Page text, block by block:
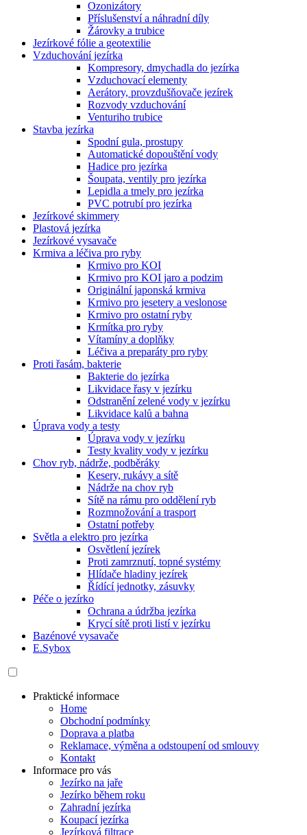
Ozonizátory
Příslušenství a náhradní díly
Žárovky a trubice
Jezírkové fólie a geotextilie
Vzduchování jezírka
Kompresory, dmychadla do jezírka
Vzduchovací elementy
Aerátory, provzdušňovače jezírek
Rozvody vzduchování
Venturiho trubice
Stavba jezírka
Spodní gula, prostupy
Automatické dopouštění vody
Hadice pro jezírka
Šoupata, ventily pro jezírka
Lepidla a tmely pro jezírka
PVC potrubí pro jezírka
Jezírkové skimmery
Plastová jezírka
Jezírkové vysavače
Krmiva a léčiva pro ryby
Krmivo pro KOI
Krmivo pro KOI jaro a podzim
Originální japonská krmiva
Krmivo pro jesetery a veslonose
Krmivo pro ostatní ryby
Krmítka pro ryby
Vítamíny a doplňky
Léčiva a preparáty pro ryby
Proti řasám, bakterie
Bakterie do jezírka
Likvidace řasy v jezírku
Odstranění zelené vody v jezírku
Likvidace kalů a bahna
Úprava vody a testy
Úprava vody v jezírku
Testy kvality vody v jezírku
Chov ryb, nádrže, podběráky
Kesery, rukávy a sítě
Nádrže na chov ryb
Sítě na rámu pro oddělení ryb
Rozmnožování a trasport
Ostatní potřeby
Světla a elektro pro jezírka
Osvětlení jezírek
Proti zamrznutí, topné systémy
Hlídače hladiny jezírek
Řídící jednotky, zásuvky
Péče o jezírko
Ochrana a údržba jezírka
Krycí sítě proti listí v jezírku
Bazénové vysavače
E.Sybox
Praktické informace
Home
Obchodní podmínky
Doprava a platba
Reklamace, výměna a odstoupení od smlouvy
Kontakt
Informace pro vás
Jezírko na jaře
Jezírko během roku
Zahradní jezírka
Koupací jezírka
Jezírková filtrace